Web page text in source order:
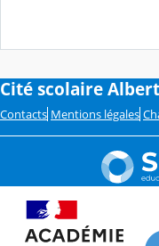
Cité scolaire
Contacts Mentions légales